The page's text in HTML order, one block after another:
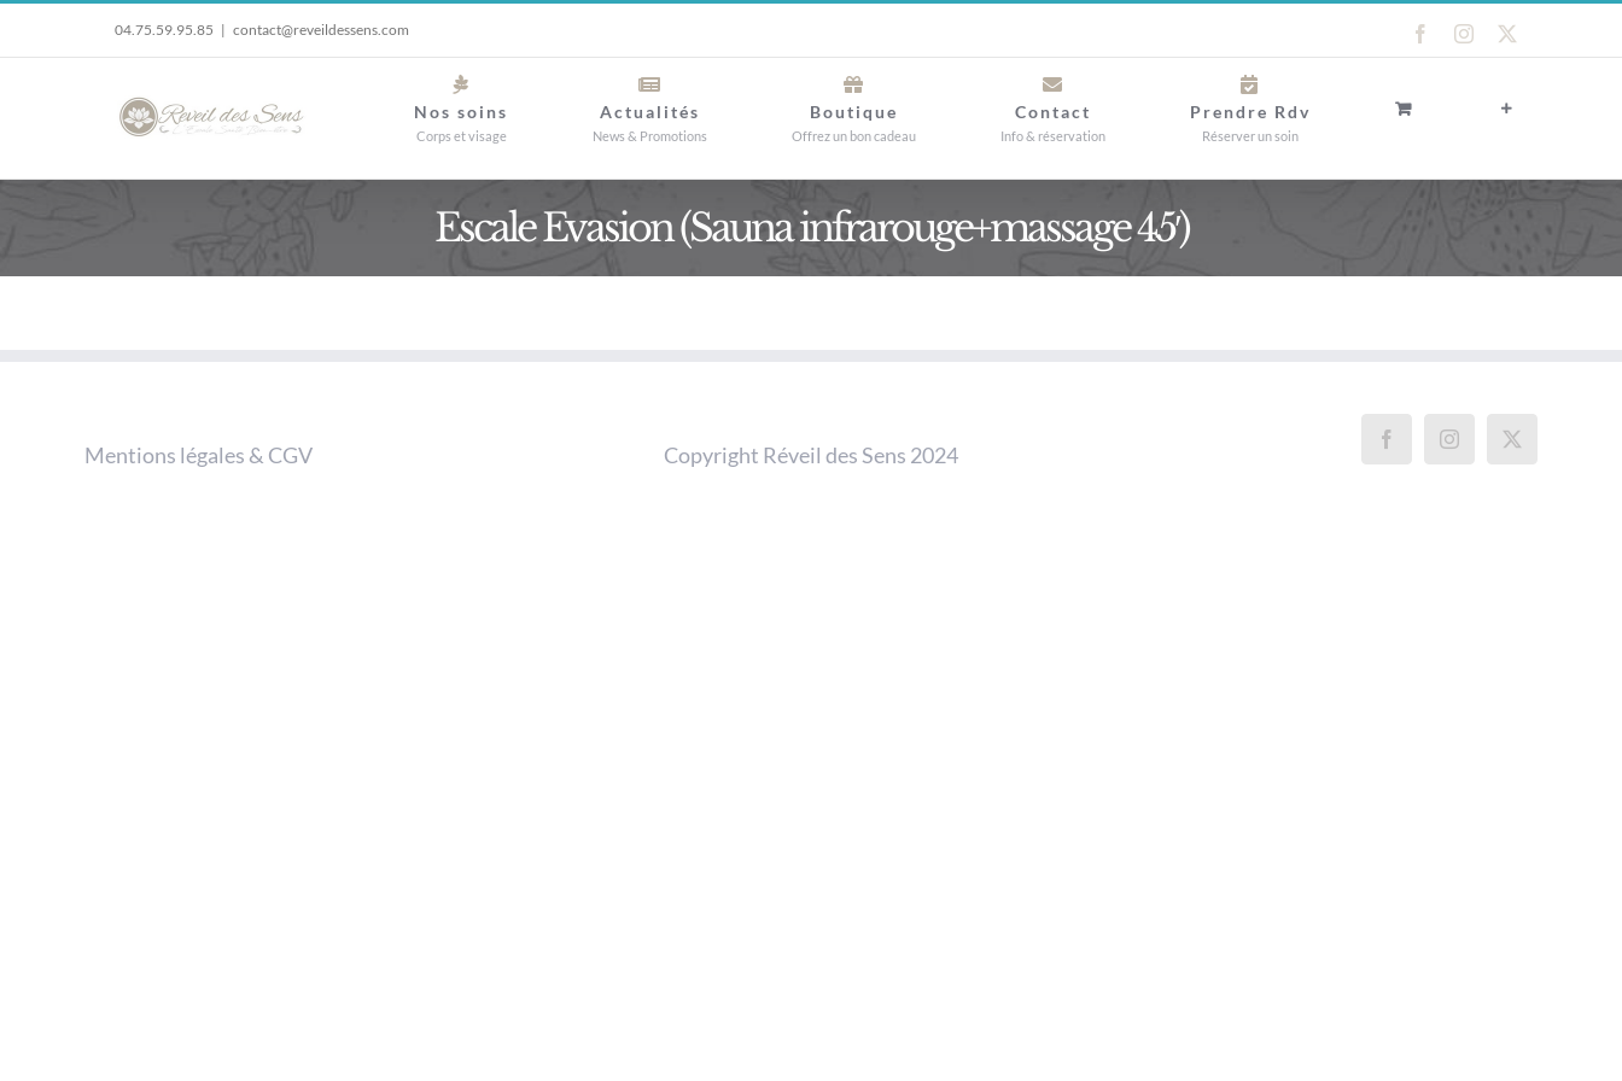
au
04.75.59.95.85 | contact@reveildessens.com FacebookInstagram
Nos soins
Corps et visage
Actualités
News & Promotions
Boutique
Offrez un bon cadeau
Contact
Info & réservation
Prendre Rdv
Réserver un soin
Escale Evasion (Sauna infrarouge+massage 45′)
Mentions légales & CGV Copyright Réveil des Sens 2024